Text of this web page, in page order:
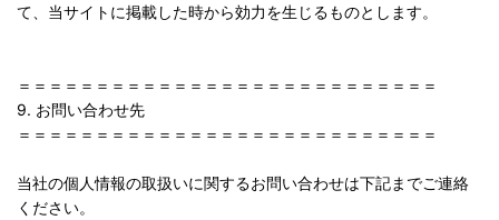
て、当サイトに掲載した時から効力を生じるものとします。
＝＝＝＝＝＝＝＝＝＝＝＝＝＝＝＝＝＝＝＝＝＝＝＝＝＝＝
9. お問い合わせ先
＝＝＝＝＝＝＝＝＝＝＝＝＝＝＝＝＝＝＝＝＝＝＝＝＝＝＝
当社の個人情報の取扱いに関するお問い合わせは下記までご連絡
ください。